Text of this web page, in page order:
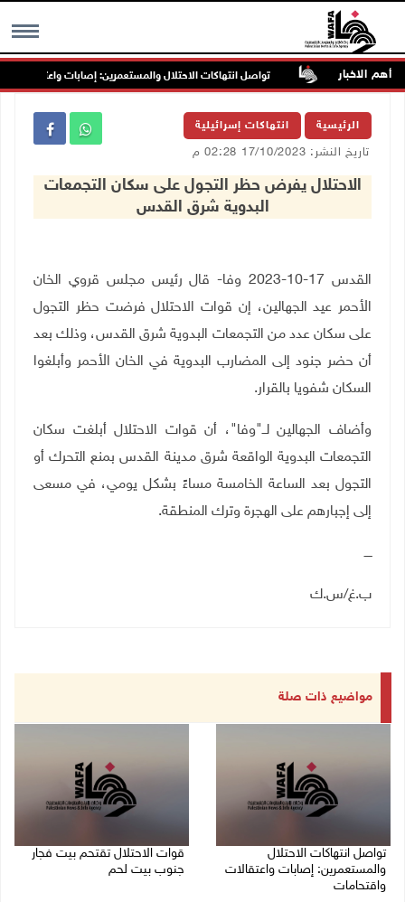
MENU أهم الاخبار
غرب جنين تواصل انتهاكات الاحتلال والمستعمرين: إصابات واعتقالات
الرئيسية انتهاكات إسرائيلية
تاريخ النشر: 17/10/2023 02:28 م
الاحتلال يفرض حظر التجول على سكان التجمعات
البدوية شرق القدس
القدس 17-10-2023 وفا- قال رئيس مجلس قروي الخان
الأحمر عيد الجهالين، إن قوات الاحتلال فرضت حظر التجول
على سكان عدد من التجمعات البدوية شرق القدس، وذلك بعد
أن حضر جنود إلى المضارب البدوية في الخان الأحمر وأبلغوا
السكان شفويا بالقرار.
وأضاف الجهالين لــ"وفا"، أن قوات الاحتلال أبلغت سكان
التجمعات البدوية الواقعة شرق مدينة القدس بمنع التحرك أو
التجول بعد الساعة الخامسة مساءً بشكل يومي، في مسعى
إلى إجبارهم على الهجرة وترك المنطقة.
ــــ
ب.غ/س.ك
مواضيع ذات صلة
تواصل انتهاكات الاحتلال
والمستعمرين: إصابات واعتقالات
واقتحامات
قوات الاحتلال تقتحم بيت فجار
جنوب بيت لحم